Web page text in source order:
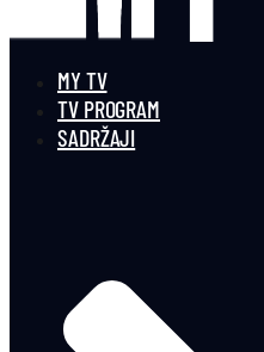
MY TV
TV PROGRAM
SADRŽAJI